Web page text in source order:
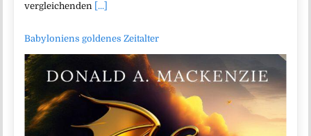
vergleichenden [...]
Babyloniens goldenes Zeitalter